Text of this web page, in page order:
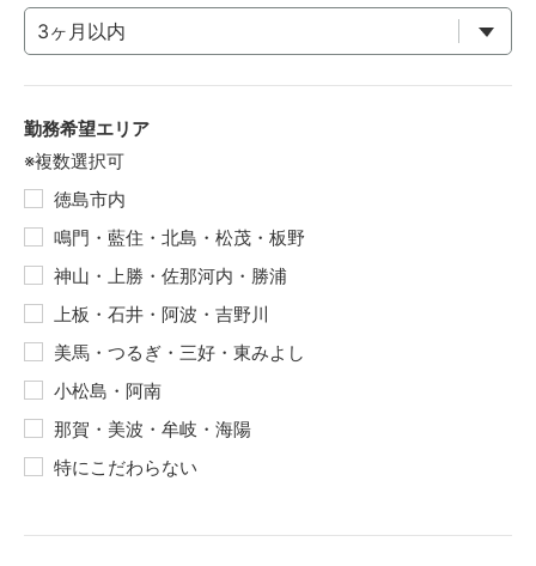
勤務希望エリア
※複数選択可
徳島市内
鳴門・藍住・北島・松茂・板野
神山・上勝・佐那河内・勝浦
上板・石井・阿波・吉野川
美馬・つるぎ・三好・東みよし
小松島・阿南
那賀・美波・牟岐・海陽
特にこだわらない